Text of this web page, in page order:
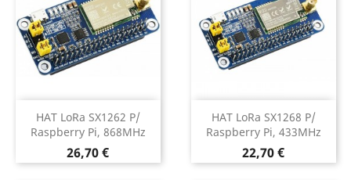
HAT LoRa SX1262 P/
Raspberry Pi, 868MHz
Preço
26,70 €
HAT LoRa SX1268 P/
Raspberry Pi, 433MHz
Preço
22,70 €